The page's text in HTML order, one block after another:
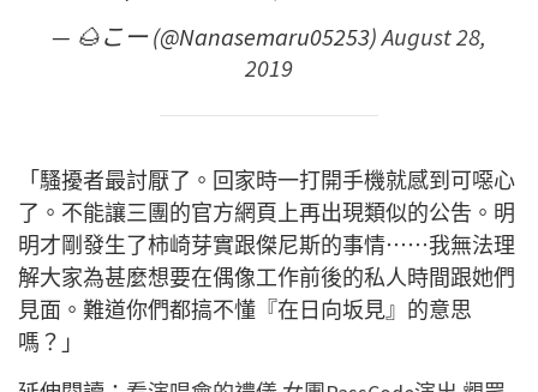
— 🌰こー (@Nanasemaru05253)August 28,
2019
「騷擾者最討厭了。回家時一打開手機就感到可噁心
了。不能讓三團的官方網頁上再出現類似的公吿。明
明才剛發生了柿崎芽實跟傑尼斯的事情⋯⋯我無法理
解大家為甚麼想要在偶像工作前後的私人時間跟她們
見面。難道你們都搞不懂『在日向坂見』的意思
嗎？」